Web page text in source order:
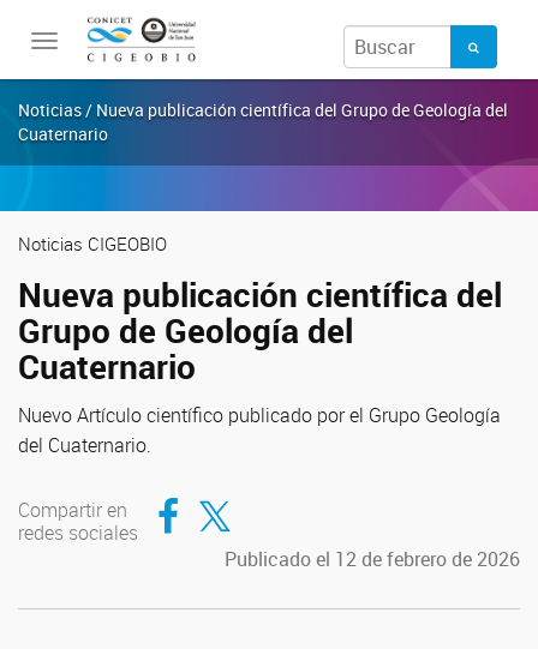
Toggle
navigation
Noticias / Nueva publicación científica del Grupo de Geología del
Cuaternario
Noticias CIGEOBIO
Nueva publicación científica del
Grupo de Geología del
Cuaternario
Nuevo Artículo científico publicado por el Grupo Geología
del Cuaternario.
Compartir en
redes sociales
Compartir en Facebook
Compartir en Twitter
Publicado el 12 de febrero de 2026